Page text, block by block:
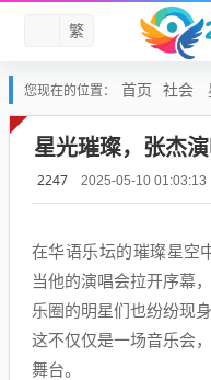
繁
您现在的位置： 首页 社会
星光璀璨，张杰
2247 2025-05-10 01:03:13
在华语乐坛的璀璨星空
当他的演唱会拉开序幕
乐圈的明星们也纷纷现
这不仅仅是一场音乐会
舞台。